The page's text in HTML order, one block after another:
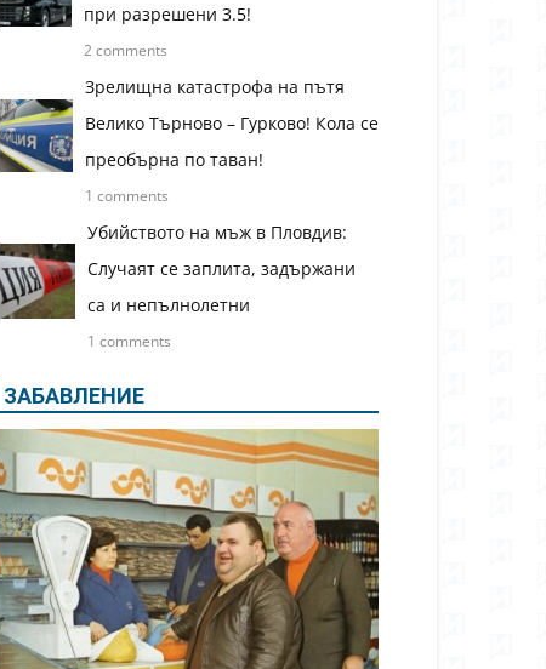
при разрешени 3.5!
2 comments
Зрелищна катастрофа на пътя
Велико Търново – Гурково! Кола се
преобърна по таван!
1 comments
Убийството на мъж в Пловдив:
Случаят се заплита, задържани
са и непълнолетни
1 comments
ЗАБАВЛЕНИЕ